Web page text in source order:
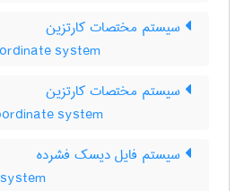
سیستم مختصات کارتزین
system
سیستم مختصات کارتزین
system
سیستم فایل دیسک فشرده